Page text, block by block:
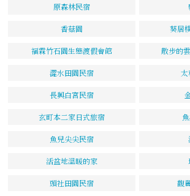
原森林民宿
香菇園 葵居
福霖竹石園生態渡假會館 散步的
澀水田園民宿 太
長興白宮民宿
玄町本二家日式旅宿
魚兒尖尖民宿
活盆地溫暖的家
頭社田園民宿 馥